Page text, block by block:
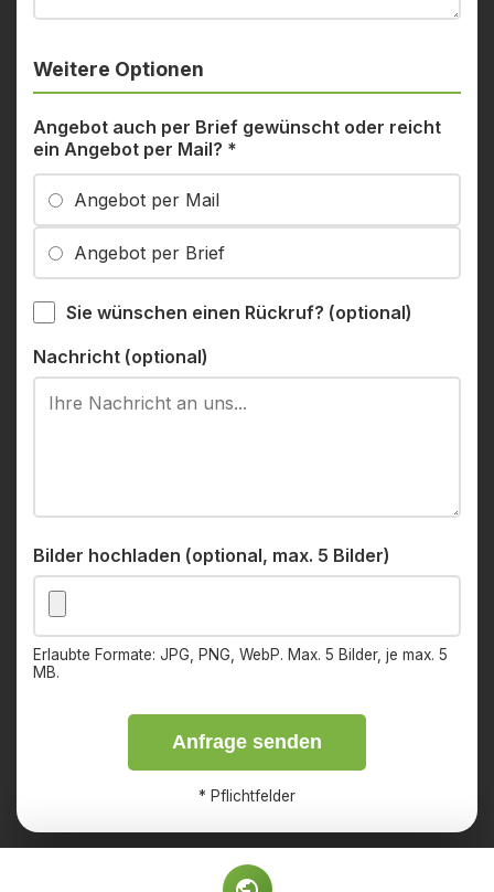
Weitere Optionen
Angebot auch per Brief gewünscht oder reicht
ein Angebot per Mail? *
Angebot per Mail
Angebot per Brief
Sie wünschen einen Rückruf? (optional)
Nachricht (optional)
Bilder hochladen (optional, max. 5 Bilder)
Erlaubte Formate: JPG, PNG, WebP. Max. 5 Bilder, je max. 5
MB.
Anfrage senden
* Pflichtfelder